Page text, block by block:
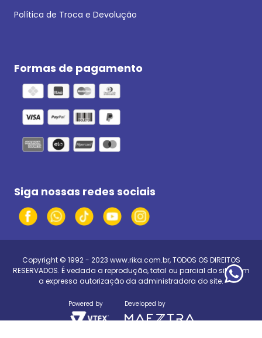
Política de Troca e Devolução
Formas de pagamento
Siga nossas redes sociais
Copyright © 1992 - 2023 www.rika.com.br, TODOS OS DIREITOS
RESERVADOS. É vedada a reprodução, total ou parcial do site, sem
a expressa autorização da administradora do site.
Powered by Developed by